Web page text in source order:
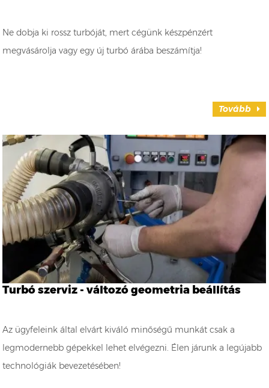
Ne dobja ki rossz turbóját, mert cégünk készpénzért
megvásárolja vagy egy új turbó árába beszámítja!
Tovább
Turbó szerviz - változó geometria beállítás
Az ügyfeleink által elvárt kiváló minőségű munkát csak a
legmodernebb gépekkel lehet elvégezni. Élen járunk a legújabb
technológiák bevezetésében!